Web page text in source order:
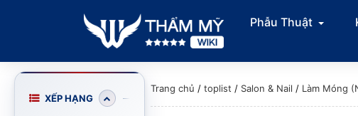
Phẫu Thuật
XẾP HẠNG
Trang chủ / toplist / Salon & Nail / Làm Móng